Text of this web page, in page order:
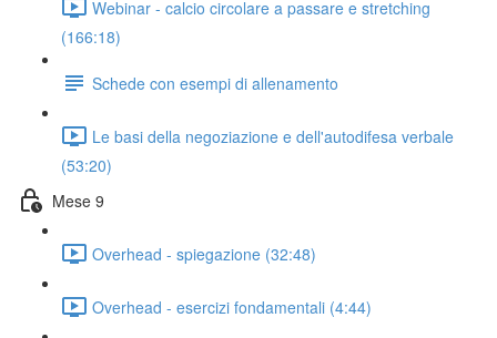
Webinar - calcio circolare a passare e stretching
(166:18)
Schede con esempi di allenamento
Le basi della negoziazione e dell'autodifesa verbale
(53:20)
Mese 9
Overhead - spiegazione (32:48)
Overhead - esercizi fondamentali (4:44)